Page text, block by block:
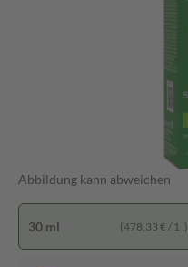
Abbildung kann abweichen
30 ml (478,33 € / 1 l)